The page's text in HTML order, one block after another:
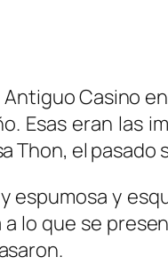
Casino
Esas eran las
Thon, el pasado
espumosa y
lo que se